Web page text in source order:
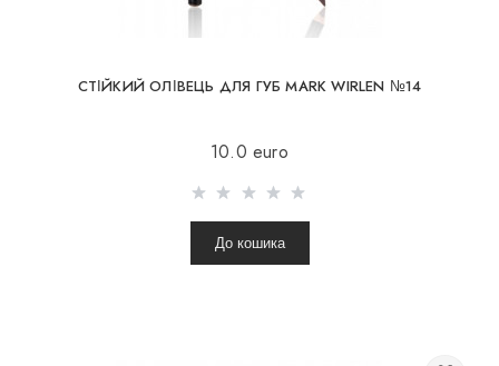
СТІЙКИЙ ОЛІВЕЦЬ ДЛЯ ГУБ MARK WIRLEN №14
10.0 euro
До кошика